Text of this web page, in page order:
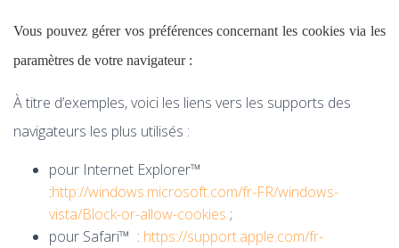
Vous pouvez gérer vos préférences concernant les cookies via les
paramètres de votre navigateur :
À titre d’exemples, voici les liens vers les supports des
navigateurs les plus utilisés :
pour Internet Explorer™
:http://windows.microsoft.com/fr-FR/windows-
vista/Block-or-allow-cookies ;
pour Safari™ : https://support.apple.com/fr-